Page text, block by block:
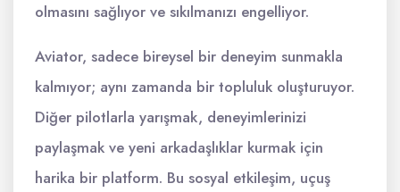
olmasını sağlıyor ve sıkılmanızı engelliyor.
Aviator, sadece bireysel bir deneyim sunmakla
kalmıyor; aynı zamanda bir topluluk oluşturuyor.
Diğer pilotlarla yarışmak, deneyimlerinizi
paylaşmak ve yeni arkadaşlıklar kurmak için
harika bir platform. Bu sosyal etkileşim, uçuş